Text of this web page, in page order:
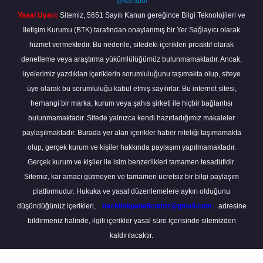
Yasal Uyarı: Sitemiz, 5651 Sayılı Kanun gereğince Bilgi Teknolojileri ve
İletişim Kurumu (BTK) tarafından onaylanmış bir Yer Sağlayıcı olarak
hizmet vermektedir. Bu nedenle, sitedeki içerikleri proaktif olarak
denetleme veya araştırma yükümlülüğümüz bulunmamaktadır. Ancak,
üyelerimiz yazdıkları içeriklerin sorumluluğunu taşımakta olup, siteye
üye olarak bu sorumluluğu kabul etmiş sayılırlar. Bu internet sitesi,
herhangi bir marka, kurum veya şahıs şirketi ile hiçbir bağlantısı
bulunmamaktadır. Sitede yalnızca kendi hazırladığımız makaleler
paylaşılmaktadır. Burada yer alan içerikler haber niteliği taşımamakta
olup, gerçek kurum ve kişiler hakkında paylaşım yapılmamaktadır.
Gerçek kurum ve kişiler ile isim benzerlikleri tamamen tesadüfidir.
Sitemiz, kar amacı gütmeyen ve tamamen ücretsiz bir bilgi paylaşım
platformudur. Hukuka ve yasal düzenlemelere aykırı olduğunu
düşündüğünüz içerikleri,
backlinkpanelicomtr@gmail.com
adresine
bildirmeniz halinde, ilgili içerikler yasal süre içerisinde sitemizden
kaldırılacaktır.